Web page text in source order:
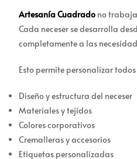
Artesanía Cuadrado no
Cada neceser se desarrolla
completamente a las
Esto permite personalizar
Diseño y estructura del neceser
Materiales y tejidos
Colores corporativos
Cremalleras y accesorios
Etiquetas personalizadas